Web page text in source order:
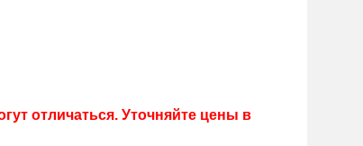
отличаться. Уточняйте цены в